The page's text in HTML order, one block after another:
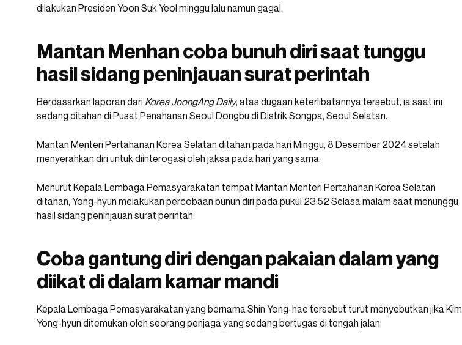
dilakukan Presiden Yoon Suk Yeol minggu lalu namun gagal.
Mantan Menhan coba bunuh diri saat tunggu
hasil sidang peninjauan surat perintah
Berdasarkan laporan dari Korea JoongAng Daily, atas dugaan keterlibatannya tersebut, ia saat ini
sedang ditahan di Pusat Penahanan Seoul Dongbu di Distrik Songpa, Seoul Selatan.
Mantan Menteri Pertahanan Korea Selatan ditahan pada hari Minggu, 8 Desember 2024 setelah
menyerahkan diri untuk diinterogasi oleh jaksa pada hari yang sama.
Menurut Kepala Lembaga Pemasyarakatan tempat Mantan Menteri Pertahanan Korea Selatan
ditahan, Yong-hyun melakukan percobaan bunuh diri pada pukul 23:52 Selasa malam saat menunggu
hasil sidang peninjauan surat perintah.
Coba gantung diri dengan pakaian dalam yang
diikat di dalam kamar mandi
Kepala Lembaga Pemasyarakatan yang bernama Shin Yong-hae tersebut turut menyebutkan jika Kim
Yong-hyun ditemukan oleh seorang penjaga yang sedang bertugas di tengah jalan.